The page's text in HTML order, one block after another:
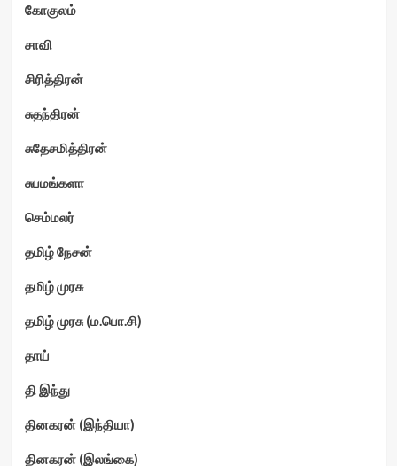
கோகுலம்
சாவி
சிரித்திரன்
சுதந்திரன்
சுதேசமித்திரன்
சுபமங்களா
செம்மலர்
தமிழ் நேசன்
தமிழ் முரசு
தமிழ் முரசு (ம.பொ.சி)
தாய்
தி இந்து
தினகரன் (இந்தியா)
தினகரன் (இலங்கை)